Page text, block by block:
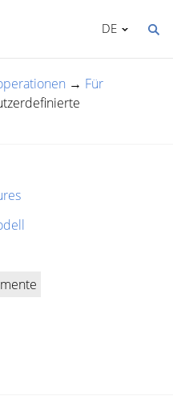
DE
→ Für